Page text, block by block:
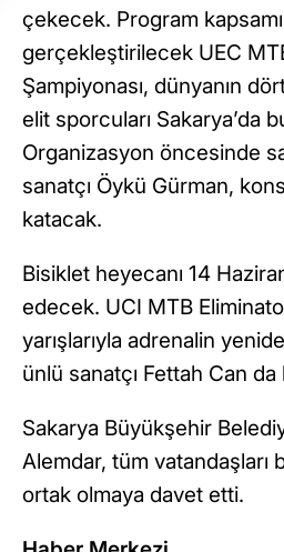
çekecek. Program
gerçekleştirilecek UEC
Şampiyonası, dünyanın
elit sporcuları Sakarya’da
Organizasyon öncesinde
sanatçı Öykü Gürman,
katacak.
Bisiklet heyecanı 14
edecek. UCI MTB
yarışlarıyla adrenalin
ünlü sanatçı Fettah Can
Sakarya Büyükşehir
Alemdar, tüm vatandaşları
ortak olmaya davet etti.